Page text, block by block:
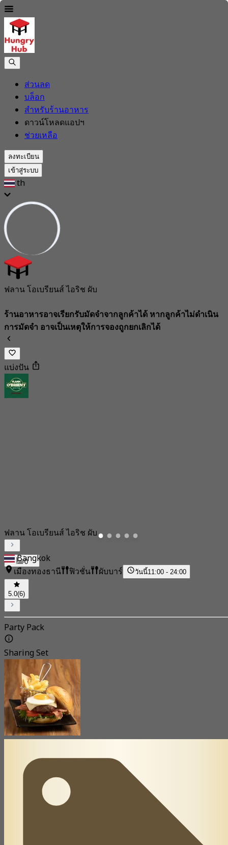
ส่วนลด
บล็อก
สำหรับร้านอาหาร
ดาวน์โหลดแอปฯ
ช่วยเหลือ
ลงทะเบียน
เข้าสู่ระบบ
th
ฟลาน โอเบรียนส์ ไอริช ผับ
ร้านอาหารอาจเรียกรับมัดจำจากลูกค้าได้ หากลูกค้าไม่ดำเนิน
การมัดจำ อาจเป็นเหตุให้การจองถูกยกเลิกได้
แบ่งปัน
0
ฟลาน โอเบรียนส์ ไอริช ผับ
Bangkok
เมืองทองธานี
ฟิวชั่น ผับบาร์ วันนี้11:00 - 24:00
5.0(6)
Party Pack
Sharing Set